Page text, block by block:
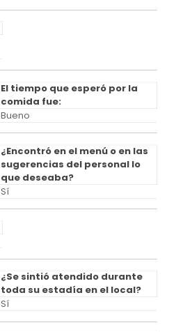
El tiempo que esperó por la
comida fue:
Bueno
¿Encontró en el menú o en las
sugerencias del personal lo
que deseaba?
Sí
¿Se sintió atendido durante
toda su estadía en el local?
Sí